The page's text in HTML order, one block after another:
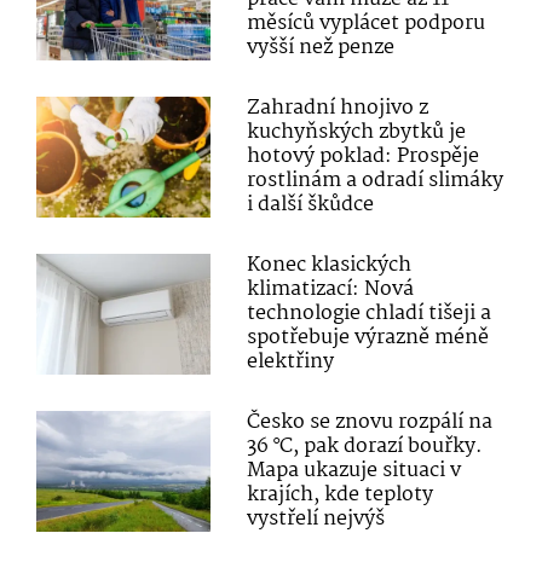
měsíců vyplácet podporu
vyšší než penze
Zahradní hnojivo z
kuchyňských zbytků je
hotový poklad: Prospěje
rostlinám a odradí slimáky
i další škůdce
Konec klasických
klimatizací: Nová
technologie chladí tišeji a
spotřebuje výrazně méně
elektřiny
Česko se znovu rozpálí na
36 °C, pak dorazí bouřky.
Mapa ukazuje situaci v
krajích, kde teploty
vystřelí nejvýš